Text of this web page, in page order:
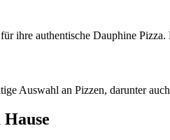
ihre authentische Dauphine
Auswahl an Pizzen, darunter